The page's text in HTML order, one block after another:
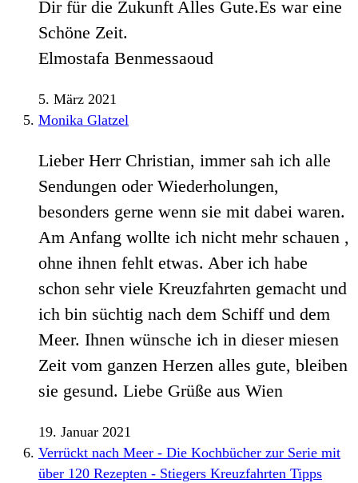
Dir für die Zukunft Alles Gute.Es war eine
Schöne Zeit.
Elmostafa Benmessaoud
5. März 2021
Monika Glatzel
Lieber Herr Christian, immer sah ich alle
Sendungen oder Wiederholungen,
besonders gerne wenn sie mit dabei waren.
Am Anfang wollte ich nicht mehr schauen ,
ohne ihnen fehlt etwas. Aber ich habe
schon sehr viele Kreuzfahrten gemacht und
ich bin süchtig nach dem Schiff und dem
Meer. Ihnen wünsche ich in dieser miesen
Zeit vom ganzen Herzen alles gute, bleiben
sie gesund. Liebe Grüße aus Wien
19. Januar 2021
Verrückt nach Meer - Die Kochbücher zur Serie mit
über 120 Rezepten - Stiegers Kreuzfahrten Tipps